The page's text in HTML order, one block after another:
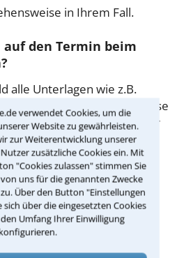
verwendet Cookies, um die
Website zu gewährleisten.
zur Weiterentwicklung unserer
zusätzliche Cookies ein. Mit
"Cookies zulassen" stimmen Sie
uns für die genannten Zwecke
Über den Button "Einstellungen
über die eingesetzten Cookies
Umfang Ihrer Einwilligung
in Ihrem Fall.
den Termin beim
alle Unterlagen wie z.B.
die Briefumschläge. Diese
darüber geben, ob der
hat. Gibt es Zeugen oder
den Fall von Bedeutung
Notizen und
in